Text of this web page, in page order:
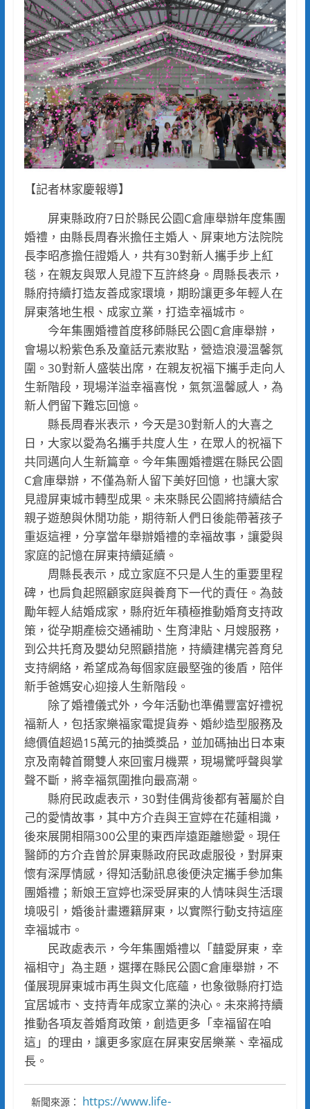
【記者林家慶報導】
屏東縣政府7日於縣民公園C倉庫舉辦年度集團
婚禮，由縣長周春米擔任主婚人、屏東地方法院院
長李昭彥擔任證婚人，共有30對新人攜手步上紅
毯，在親友與眾人見證下互許終身。周縣長表示，
縣府持續打造友善成家環境，期盼讓更多年輕人在
屏東落地生根、成家立業，打造幸福城市。
今年集團婚禮首度移師縣民公園C倉庫舉辦，
會場以粉紫色系及童話元素妝點，營造浪漫溫馨氛
圍。30對新人盛裝出席，在親友祝福下攜手走向人
生新階段，現場洋溢幸福喜悅，氣氛溫馨感人，為
新人們留下難忘回憶。
縣長周春米表示，今天是30對新人的大喜之
日，大家以愛為名攜手共度人生，在眾人的祝福下
共同邁向人生新篇章。今年集團婚禮選在縣民公園
C倉庫舉辦，不僅為新人留下美好回憶，也讓大家
見證屏東城市轉型成果。未來縣民公園將持續結合
親子遊憩與休閒功能，期待新人們日後能帶著孩子
重返這裡，分享當年舉辦婚禮的幸福故事，讓愛與
家庭的記憶在屏東持續延續。
周縣長表示，成立家庭不只是人生的重要里程
碑，也肩負起照顧家庭與養育下一代的責任。為鼓
勵年輕人結婚成家，縣府近年積極推動婚育支持政
策，從孕期產檢交通補助、生育津貼、月嫂服務，
到公共托育及嬰幼兒照顧措施，持續建構完善育兒
支持網絡，希望成為每個家庭最堅強的後盾，陪伴
新手爸媽安心迎接人生新階段。
除了婚禮儀式外，今年活動也準備豐富好禮祝
福新人，包括家樂福家電提貨券、婚紗造型服務及
總價值超過15萬元的抽獎獎品，並加碼抽出日本東
京及南韓首爾雙人來回蜜月機票，現場驚呼聲與掌
聲不斷，將幸福氛圍推向最高潮。
縣府民政處表示，30對佳偶背後都有著屬於自
己的愛情故事，其中方介垚與王宣婷在花蓮相識，
後來展開相隔300公里的東西岸遠距離戀愛。現任
醫師的方介垚曾於屏東縣政府民政處服役，對屏東
懷有深厚情感，得知活動訊息後便決定攜手參加集
團婚禮；新娘王宣婷也深受屏東的人情味與生活環
境吸引，婚後計畫遷籍屏東，以實際行動支持這座
幸福城市。
民政處表示，今年集團婚禮以「囍愛屏東，幸
福相守」為主題，選擇在縣民公園C倉庫舉辦，不
僅展現屏東城市再生與文化底蘊，也象徵縣府打造
宜居城市、支持青年成家立業的決心。未來將持續
推動各項友善婚育政策，創造更多「幸福留在咱
這」的理由，讓更多家庭在屏東安居樂業、幸福成
長。
新聞來源： https://www.life-